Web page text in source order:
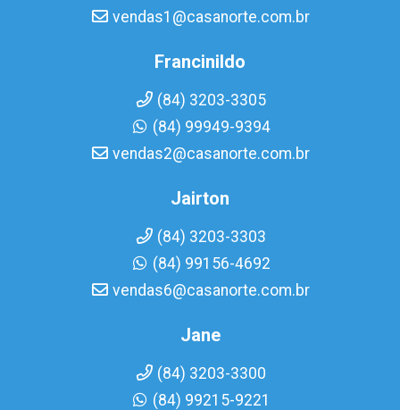
vendas1@casanorte.com.br
Francinildo
(84) 3203-3305
(84) 99949-9394
vendas2@casanorte.com.br
Jairton
(84) 3203-3303
(84) 99156-4692
vendas6@casanorte.com.br
Jane
(84) 3203-3300
(84) 99215-9221